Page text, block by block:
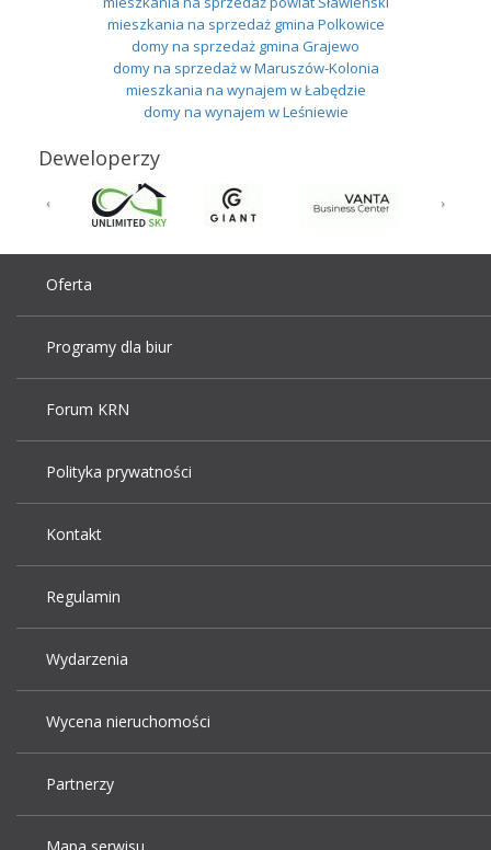
mieszkania na sprzedaż gmina Polkowice
domy na sprzedaż gmina Grajewo
domy na sprzedaż w Maruszów-Kolonia
mieszkania na wynajem w Łabędzie
domy na wynajem w Leśniewie
Deweloperzy
Oferta
Programy dla biur
Forum KRN
Polityka prywatności
Kontakt
Regulamin
Wydarzenia
Wycena nieruchomości
Partnerzy